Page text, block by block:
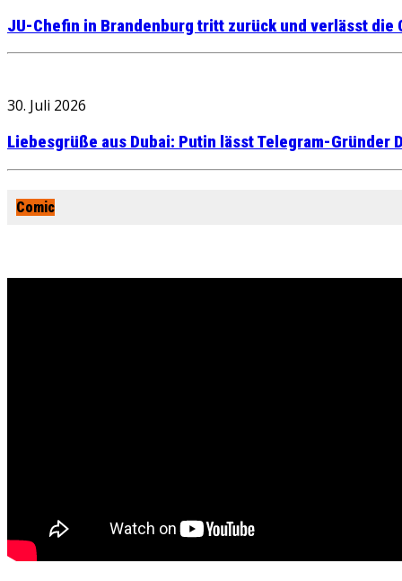
JU-Chefin in Brandenburg tritt zurück und verlässt die
30. Juli 2026
Liebesgrüße aus Dubai: Putin lässt Telegram-Gründer
Comic